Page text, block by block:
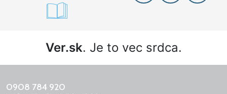
Ver.sk. Je to vec srdca.
0908 784 920